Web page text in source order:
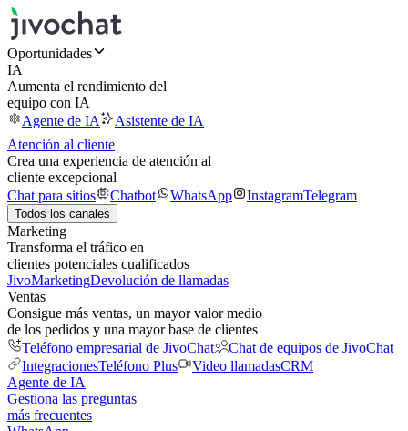
Oportunidades
IA
Aumenta el rendimiento del
equipo con IA
Agente de IA
Asistente de IA
Atención al cliente
Crea una experiencia de atención al
cliente excepcional
Chat para sitios
Chatbot WhatsApp InstagramTelegram
Todos los canales
Marketing
Transforma el tráfico en
clientes potenciales cualificados
JivoMarketingDevolución de llamadas
Ventas
Consigue más ventas, un mayor valor medio
de los pedidos y una mayor base de clientes
Teléfono empresarial de JivoChat
Chat de equipos de JivoChat
IntegracionesTeléfono Plus Video llamadasCRM
Agente de IA
Gestiona las preguntas
más frecuentes